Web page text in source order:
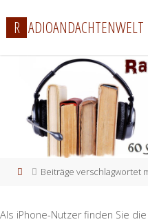
Inhalt
springen
R ADIOANDACHTENWELT
StartBeiträge verschlagwortet
Als iPhone-Nutzer finden Sie